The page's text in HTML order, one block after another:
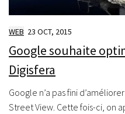
WEB 23 OCT, 2015
Google souhaite
Digisfera
Google n’a pas fini
Street View. Cette fois-ci, on